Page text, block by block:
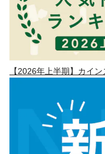
【2026年上半期】カイ